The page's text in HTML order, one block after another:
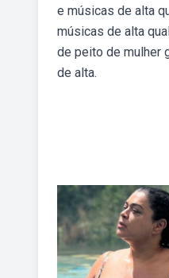
e músicas de alta
músicas de alta
de peito de mulher
de alta.